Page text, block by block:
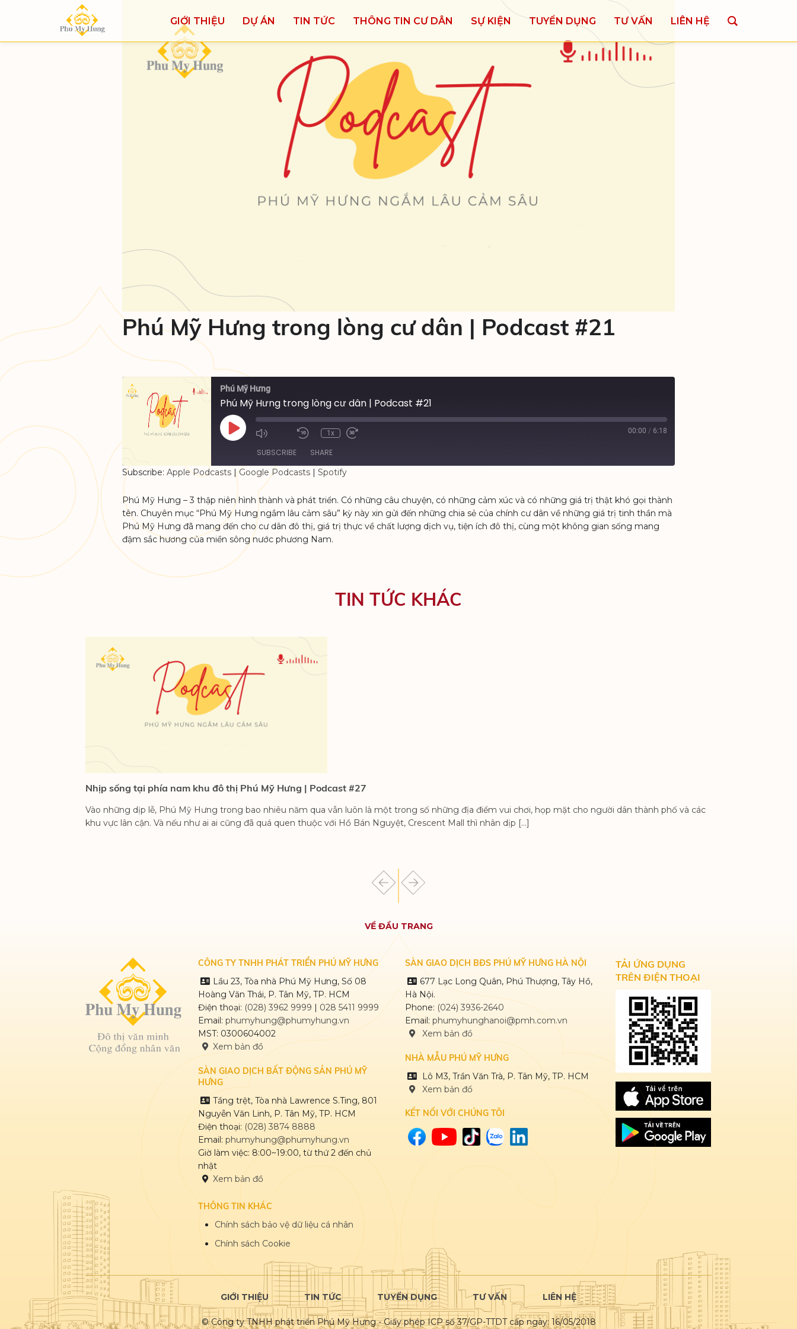
GIỚI THIỆU DỰ ÁN TIN TỨC THÔNG TIN CƯ DÂN SỰ KIỆN TUYỂN DỤNG TƯ VẤN LIÊN HỆ
Phú Mỹ Hưng trong lòng cư dân | Podcast #21
Phú Mỹ Hưng
Phú Mỹ Hưng trong lòng cư dân | Podcast #21
Play
Episode
1x 00:00 / 6:18
SUBSCRIBE SHARE
RSS FEED
LINK
EMBED
Subscribe: Apple Podcasts|Google Podcasts| Spotify
Phú Mỹ Hưng – 3 thập niên hình thành và phát triển. Có những câu chuyện, có những cảm xúc và có những giá trị thật khó gọi thành
tên. Chuyên mục “Phú Mỹ Hưng ngắm lâu cảm sâu” kỳ này xin gửi đến những chia sẻ của chính cư dân về những giá trị tinh thần mà
Phú Mỹ Hưng đã mang đến cho cư dân đô thị, giá trị thực về chất lượng dịch vụ, tiện ích đô thị, cùng một không gian sống mang
đậm sắc hương của miền sông nước phương Nam.
TIN TỨC KHÁC
Nhịp sống tại phía nam khu đô thị Phú Mỹ Hưng | Podcast #27
Vào những dịp lễ, Phú Mỹ Hưng trong bao nhiêu năm qua vẫn luôn là một trong số những địa điểm vui chơi, họp mặt cho người dân thành phố và các
khu vực lân cận. Và nếu như ai ai cũng đã quá quen thuộc với Hồ Bán Nguyệt, Crescent Mall thì nhân dịp […]
VỀ ĐẦU TRANG
CÔNG TY TNHH PHÁT TRIỂN PHÚ MỸ HƯNG
Lầu 23, Tòa nhà Phú Mỹ Hưng, Số 08
Hoàng Văn Thái, P. Tân Mỹ, TP. HCM
Điện thoại: (028) 3962 9999 | 028 5411 9999
Email: phumyhung@phumyhung.vn
MST: 0300604002
Xem bản đồ
SÀN GIAO DỊCH BẤT ĐỘNG SẢN PHÚ MỸ
HƯNG
Tầng trệt, Tòa nhà Lawrence S.Ting, 801
Nguyễn Văn Linh, P. Tân Mỹ, TP. HCM
Điện thoại: (028) 3874 8888
Email: phumyhung@phumyhung.vn
Giờ làm việc: 8:00~19:00, từ thứ 2 đến chủ
nhật
Xem bản đồ
SÀN GIAO DỊCH BĐS PHÚ MỸ HƯNG HÀ NỘI
677 Lạc Long Quân, Phú Thượng, Tây Hồ,
Hà Nội.
Phone: (024) 3936-2640
Email: phumyhunghanoi@pmh.com.vn
Xem bản đồ
NHÀ MẪU PHÚ MỸ HƯNG
Lô M3, Trần Văn Trà, P. Tân Mỹ, TP. HCM
Xem bản đổ
KẾT NỐI VỚI CHÚNG TÔI
THÔNG TIN KHÁC
Chính sách bảo vệ dữ liệu cá nhân
Chính sách Cookie
TẢI ỨNG DỤNG
TRÊN ĐIỆN THOẠI
GIỚI THIỆU TIN TỨC TUYỂN DỤNG TƯ VẤN LIÊN HỆ
© Công ty TNHH phát triển Phú Mỹ Hưng - Giấy phép ICP số 37/GP-TTDT cấp ngày: 16/05/2018